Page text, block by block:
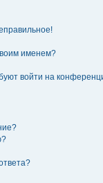
именем?
войти на